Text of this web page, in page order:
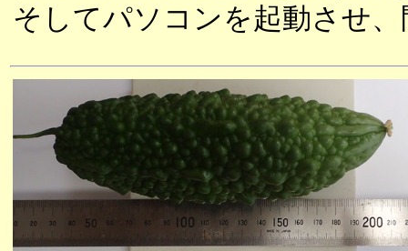
そしてパソコンを起動させ